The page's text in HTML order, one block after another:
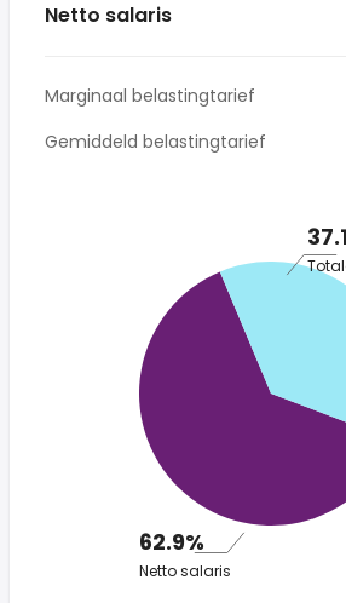
Netto salaris
Marginaal belastingtarief
Gemiddeld belastingtarief
62.9%
Netto salaris